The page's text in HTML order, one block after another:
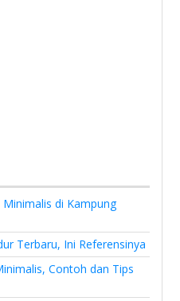
di Kampung
Terbaru, Ini Referensinya
Contoh dan Tips